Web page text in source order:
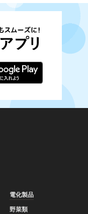
電化製品
野菜類